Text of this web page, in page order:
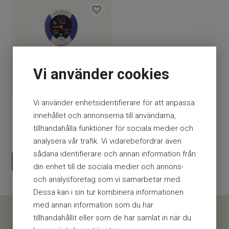
Vi använder cookies
Vi använder enhetsidentifierare för att anpassa
innehållet och annonserna till användarna,
tillhandahålla funktioner för sociala medier och
analysera vår trafik. Vi vidarebefordrar även
sådana identifierare och annan information från
din enhet till de sociala medier och annons-
och analysföretag som vi samarbetar med.
Dessa kan i sin tur kombinera informationen
med annan information som du har
tillhandahållit eller som de har samlat in när du
Bärväska med handtag
Med plats för ett extra PAD-PAK.
andningsduk och torkservett
Vit lackad plåt med röd hjärtstartar-symbol.
Skruvas fast i vägg.
Skylt Hjärtstartare A4
standardiserad text och symbol för Hjärtstartare.
Placeras väl synligt vid platsen för hjärtstartaren.
Dekal Hjärtstartare
Klisterdekal för Hjärtstartare med standardiserad
symbol. Särskilt lämplig för placering på dörrar
Hjärtstartarpaket Samaritan
PAD 500P med POLAR vär
21 238 kr
KÖP